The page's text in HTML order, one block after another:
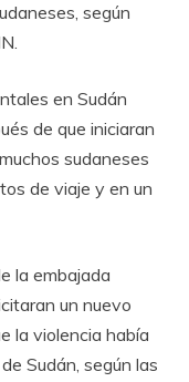
según
en Sudán
de que iniciaran
sudaneses
de viaje y en un
la embajada
un nuevo
la violencia había
Sudán, según las